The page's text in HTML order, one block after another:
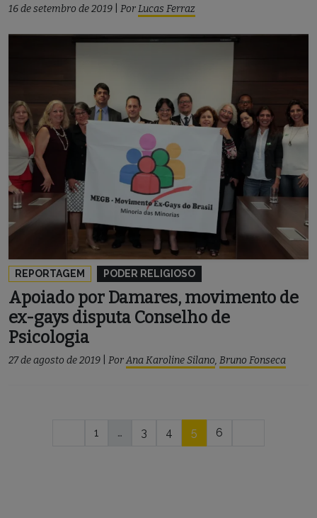
16 de setembro de 2019 PorLucas Ferraz
REPORTAGEM PODER RELIGIOSO
Apoiado por Damares, movimento de
ex-gays disputa Conselho de
Psicologia
27 de agosto de 2019 PorAna Karoline Silano, Bruno Fonseca
Navegação1 … 3 4 5 6